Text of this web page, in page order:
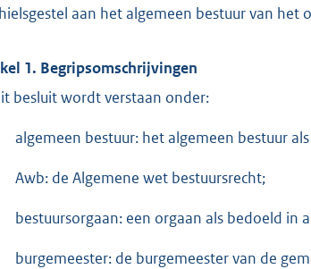
aan het algemeen bestuur van het
1. Begripsomschrijvingen
besluit wordt verstaan onder:
algemeen bestuur: het algemeen bestuur
Awb: de Algemene wet bestuursrecht;
bestuursorgaan: een orgaan als bedoeld in
burgemeester: de burgemeester van de